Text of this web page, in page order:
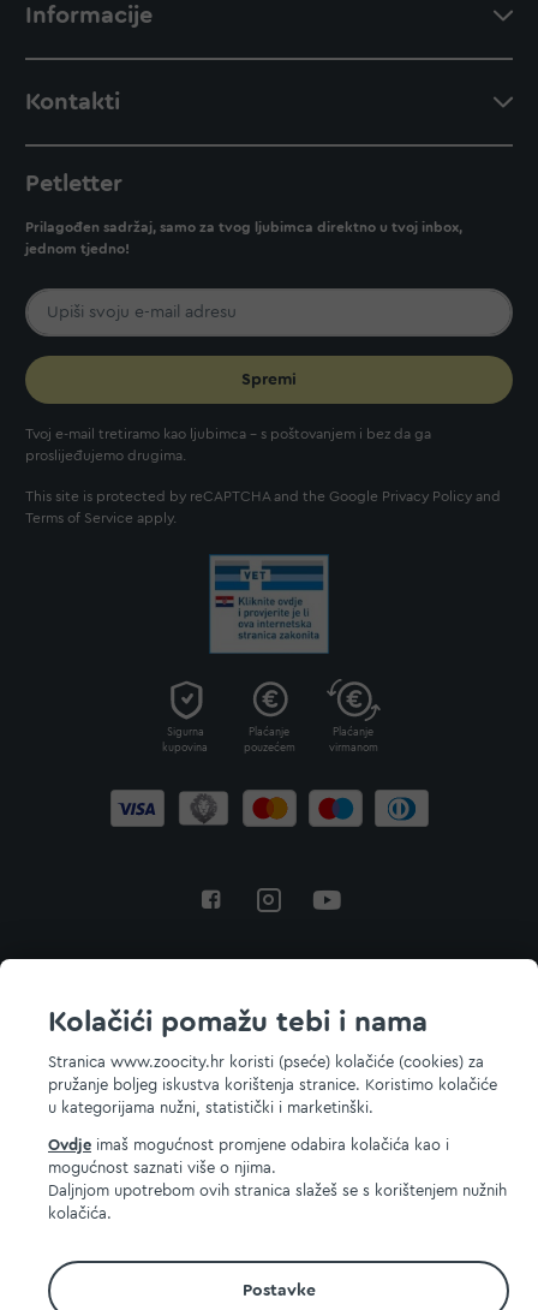
Kolačići pomažu tebi i nama
Stranica www.zoocity.hr koristi (pseće) kolačiće (cookies) za
pružanje boljeg iskustva korištenja stranice. Koristimo kolačiće
u kategorijama nužni, statistički i marketinški.
Ovdje imaš mogućnost promjene odabira kolačića kao i
mogućnost saznati više o njima.
Daljnjom upotrebom ovih stranica slažeš se s korištenjem nužnih
kolačića.
Postavke
Informacije
Kontakti
Petletter
Prilagođen sadržaj, samo za tvog ljubimca direktno u tvoj inbox,
jednom tjedno!
Spremi
Tvoj e-mail tretiramo kao ljubimca - s poštovanjem i bez da ga
proslijeđujemo drugima.
This site is protected by reCAPTCHA and the Google Privacy Policy and
Terms of Service apply.
Sigurna
kupovina
Plaćanje
pouzećem
Plaćanje
virmanom
© 2026 ZOOCITY. Sva prava zadržana.